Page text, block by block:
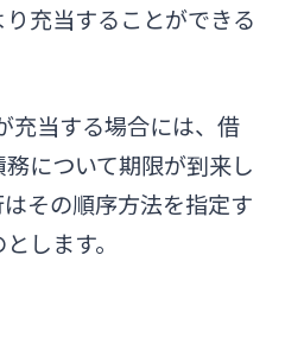
充当することができる
充当する場合には、借
について期限が到来し
その順序方法を指定す
します。